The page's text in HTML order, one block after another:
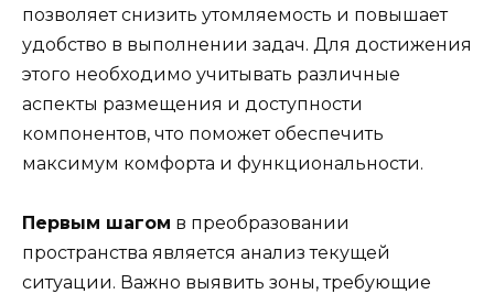
позволяет снизить утомляемость и повышает
удобство в выполнении задач. Для достижения
этого необходимо учитывать различные
аспекты размещения и доступности
компонентов, что поможет обеспечить
максимум комфорта и функциональности.
Первым шагом в преобразовании
пространства является анализ текущей
ситуации. Важно выявить зоны, требующие